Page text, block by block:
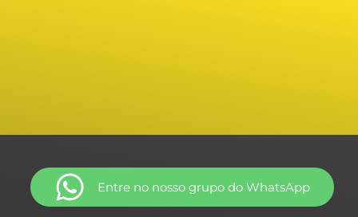
Entre no nosso grupo do WhatsApp